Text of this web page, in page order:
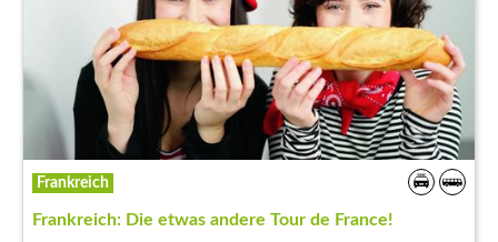
Frankreich
Frankreich: Die etwas andere Tour de France!